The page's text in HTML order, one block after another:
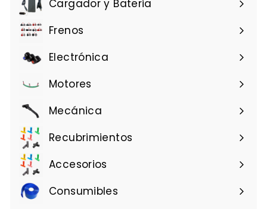
Cargador y Bateria
Frenos
Electrónica
Motores
Mecánica
Recubrimientos
Accesorios
Consumibles